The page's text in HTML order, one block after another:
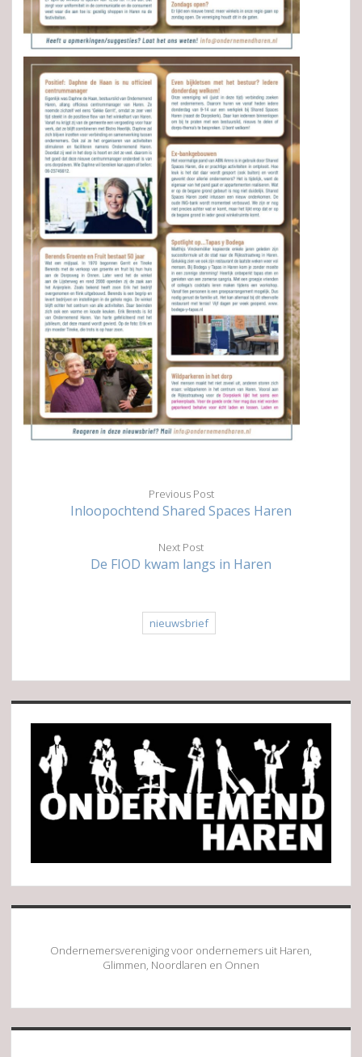
Previous Post
Inloopochtend Shared Spaces Haren
Next Post
De FIOD kwam langs in Haren
nieuwsbrief
Sidebar
Ondernemersvereniging voor ondernemers uit Haren,
Glimmen, Noordlaren en Onnen